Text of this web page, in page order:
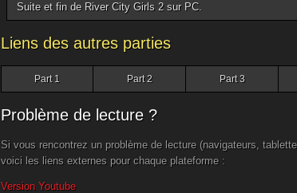
Suite et fin de River City Girls 2 sur PC.
Liens des autres parties
Part 1 Part 2 Part 3
Problème de lecture ?
Si vous rencontrez un problème de lecture (navigateurs,
voici les liens externes pour chaque plateforme :
Version Youtube